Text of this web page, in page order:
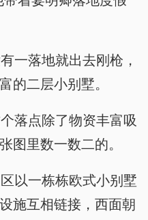
一落地就出去刚枪，
的二层小别墅。
落点除了物资丰富吸
图里数一数二的。
以一栋栋欧式小别墅
施互相链接，西面朝